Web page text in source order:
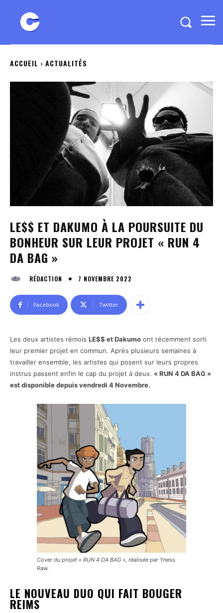
ACCUEIL ACTUALITÉS
LE$$ ET DAKUMO À LA POURSUITE DU
BONHEUR SUR LEUR PROJET « RUN 4
DA BAG »
RÉDACTION 7 NOVEMBRE 2022
Facebook Twitter
Les deux artistes rémois LE$$ et Dakumo ont récemment sorti
leur premier projet en commun. Après plusieurs semaines à
travailler ensemble, les artistes qui posent sur leurs propres
instrus passent enfin le cap du projet à deux. « RUN 4 DA BAG »
est disponible depuis vendredi 4 Novembre.
Cover du projet « RUN 4 DA BAG », réalisée par Yness
Raw.
LE NOUVEAU DUO QUI FAIT BOUGER
REIMS